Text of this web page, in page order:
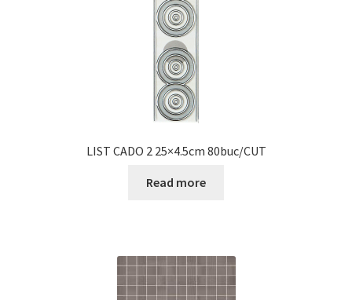
LIST CADO 2 25×4.5cm 80buc/CUT
Read more